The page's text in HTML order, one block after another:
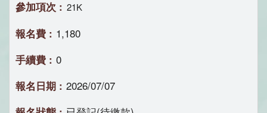
21K
1,180
0
2026/07/07